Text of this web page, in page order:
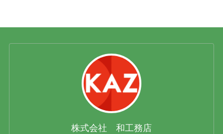
株式会社 和工務店